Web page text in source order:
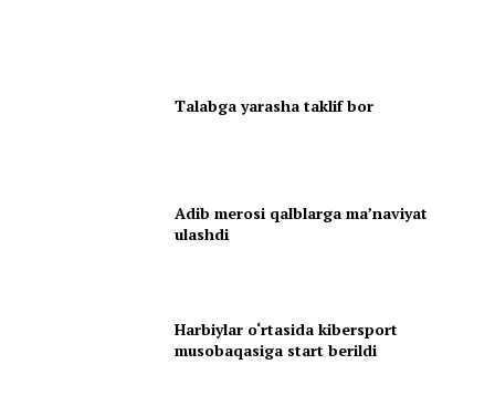
Talabga yarasha taklif bor
Adib merosi qalblarga maʼnaviyat
ulashdi
Harbiylar o‘rtasida kibersport
musobaqasiga start berildi